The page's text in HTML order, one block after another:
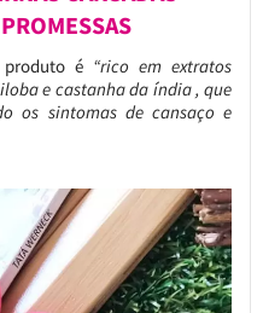
é “rico em extratos
e castanha da índia , que
os sintomas de cansaço e